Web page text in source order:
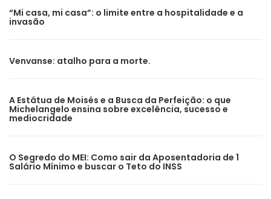
“Mi casa, mi casa”: o limite entre a hospitalidade e a
invasão
Venvanse: atalho para a morte.
A Estátua de Moisés e a Busca da Perfeição: o que
Michelangelo ensina sobre excelência, sucesso e
mediocridade
O Segredo do MEI: Como sair da Aposentadoria de 1
Salário Mínimo e buscar o Teto do INSS